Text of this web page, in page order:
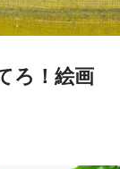
ろ！絵画